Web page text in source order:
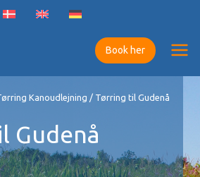
Book her
Kanoudlejning / Tørring til Gudenå
Gudenå